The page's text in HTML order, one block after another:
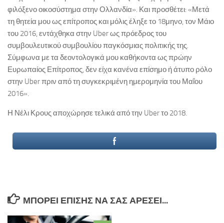
φιλόξενο οικοσύστημα στην Ολλανδία». Και προσθέτει: «Μετά
τη θητεία μου ως επίτροπος και μόλις έληξε το 18μηνο, τον Μάιο
του 2016, εντάχθηκα στην Uber ως πρόεδρος του
συμβουλευτικού συμβουλίου παγκόσμιας πολιτικής της.
Σύμφωνα με τα δεοντολογικά μου καθήκοντα ως πρώην
Ευρωπαίος Επίτροπος, δεν είχα κανένα επίσημο ή άτυπο ρόλο
στην Uber πριν από τη συγκεκριμένη ημερομηνία του Μαΐου
2016».
Η Νέλι Κρους αποχώρησε τελικά από την Uber το 2018.
ΜΠΟΡΕΊ ΕΠΊΣΗΣ ΝΑ ΣΑΣ ΑΡΈΣΕΙ...